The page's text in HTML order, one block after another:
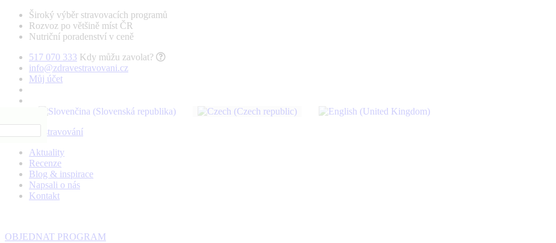
Široký výběr stravovacích programů
Rozvoz po většině míst ČR
Nutriční poradenství v ceně
517 070 333 Kdy můžu zavolat?
info@zdravestravovani.cz
Můj účet
Aktuality
Recenze
Blog & inspirace
Napsali o nás
Kontakt
OBJEDNAT PROGRAM